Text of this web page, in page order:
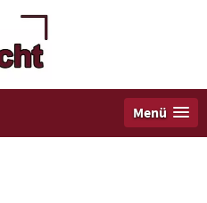
Menü